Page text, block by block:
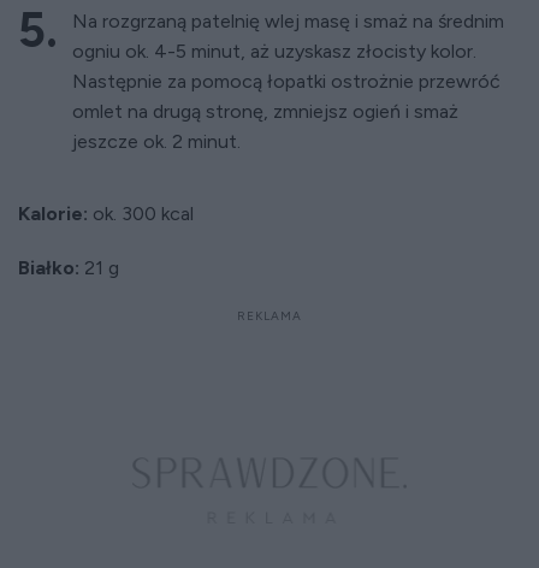
Na rozgrzaną patelnię wlej masę i smaż na średnim
ogniu ok. 4-5 minut, aż uzyskasz złocisty kolor.
Następnie za pomocą łopatki ostrożnie przewróć
omlet na drugą stronę, zmniejsz ogień i smaż
jeszcze ok. 2 minut.
Kalorie: ok. 300 kcal
Białko: 21 g